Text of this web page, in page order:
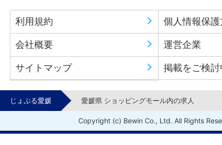
利用規約 個人情報保
会社概要 運営企業
サイトマップ 掲載をご検
じょぶる愛媛 愛媛県 ショッピングモール内の求人
Copyright (c) Bewin Co., Ltd. All Rights